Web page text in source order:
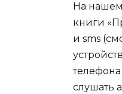
На
книги
и sms
слушать